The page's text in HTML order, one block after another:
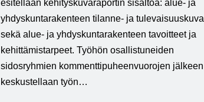
esitellään kehityskuvaraportin sisältöä: alue- ja
yhdyskuntarakenteen tilanne- ja tulevaisuuskuva
sekä alue- ja yhdyskuntarakenteen tavoitteet ja
kehittämistarpeet. Työhön osallistuneiden
sidosryhmien kommenttipuheenvuorojen jälkeen
keskustellaan työn…